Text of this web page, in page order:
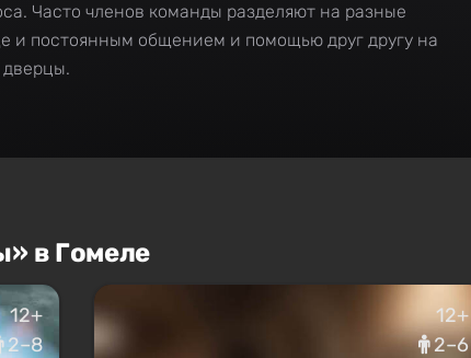
Часто членов команды разделяют на разные
и постоянным общением и помощью друг другу на
дверцы.
в Гомеле
12+
2–8
12+
2–6